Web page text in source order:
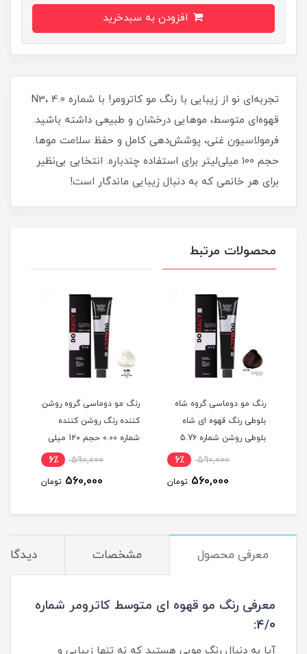
تجربه‌ای نو از زیبایی با رنگ مو کاترومر! با شماره N3، 4.0
قهوه‌ای متوسط، موهایی درخشان و طبیعی داشته باشید.
فرمولاسیون غنی، پوشش‌دهی کامل و حفظ سلامت موها.
حجم 100 میلی‌لیتر برای استفاده چندباره. انتخابی بی‌نظیر
برای هر خانمی که به دنبال زیبایی ماندگار است!
محصولات مرتبط
رنگ مو دوماسی گروه شاه
بلوطی رنگ قهوه ای شاه
بلوطی روشن شماره 5.76
590,000 6٪
560,000 تومان
رنگ مو دوماسی گروه روشن
کننده رنگ روشن کننده
شماره 0.00 حجم 120 میلی
590,000 6٪
560,000 تومان
معرفی محصول مشخصات
معرفی رنگ مو قهوه ای متوسط کاترومر شماره
4/0:
آیا به دنبال رنگ مویی هستید که نه تنها زیبایی و